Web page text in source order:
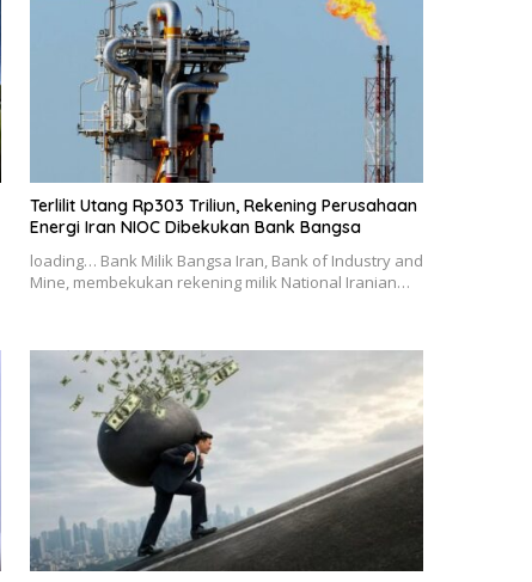
Terlilit Utang Rp303 Triliun, Rekening Perusahaan
Energi Iran NIOC Dibekukan Bank Bangsa
loading… Bank Milik Bangsa Iran, Bank of Industry and
Mine, membekukan rekening milik National Iranian…